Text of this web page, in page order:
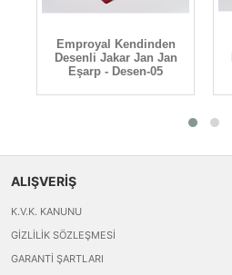
Emproyal Kendinden
Desenli Jakar Jan Jan
Eşarp - Desen-05
ALIŞVERİŞ
K.V.K. KANUNU
GIZLILIK SÖZLEŞMESI
GARANTI ŞARTLARI